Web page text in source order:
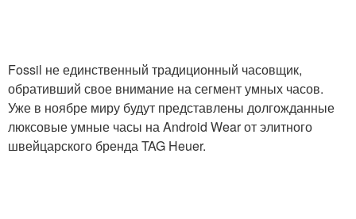
Fossil не единственный традиционный часовщик,
обративший свое внимание на сегмент умных часов.
Уже в ноябре миру будут представлены долгожданные
люксовые умные часы на Android Wear от элитного
швейцарского бренда TAG Heuer.